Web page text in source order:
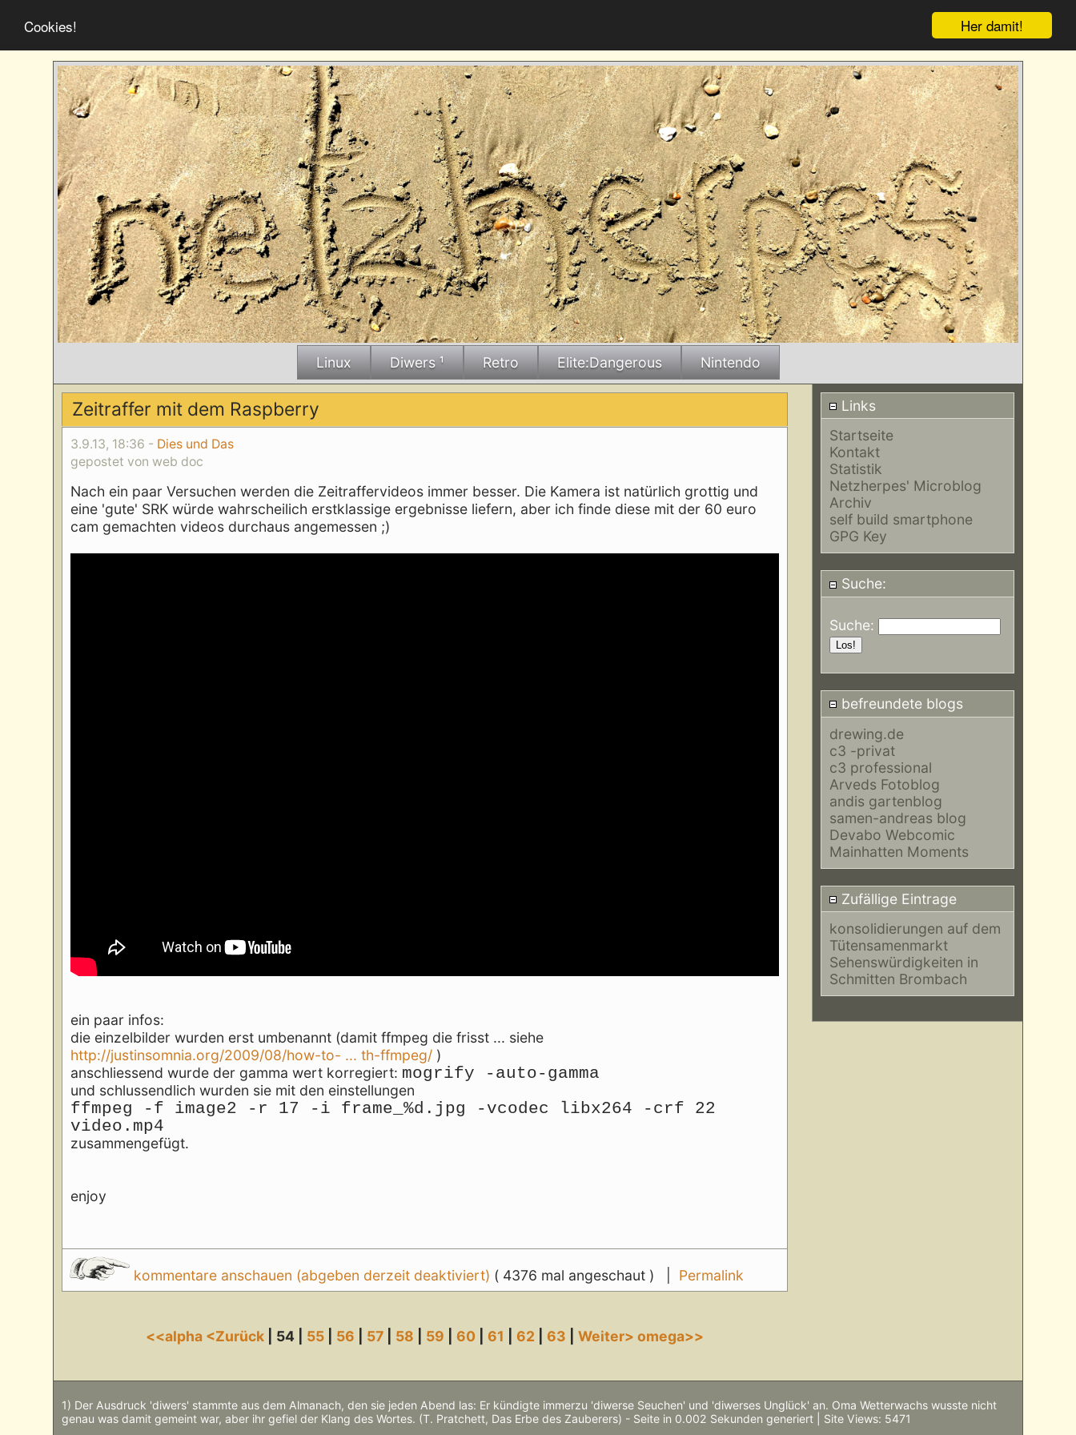
Her damit!
Cookies!
Linux Diwers ¹ Retro Elite:Dangerous Nintendo
Links
Startseite
Kontakt
Statistik
Netzherpes' Microblog
Archiv
self build smartphone
GPG Key
Suche:
Suche:
befreundete blogs
drewing.de
c3 -privat
c3 professional
Arveds Fotoblog
andis gartenblog
samen-andreas blog
Devabo Webcomic
Mainhatten Moments
Zufällige Eintrage
konsolidierungen auf dem
Tütensamenmarkt
Sehenswürdigkeiten in
Schmitten Brombach
Zeitraffer mit dem Raspberry
3.9.13, 18:36 - Dies und Das
gepostet von web doc
Nach ein paar Versuchen werden die Zeitraffervideos immer besser. Die Kamera ist natürlich grottig und
eine 'gute' SRK würde wahrscheilich erstklassige ergebnisse liefern, aber ich finde diese mit der 60 euro
cam gemachten videos durchaus angemessen ;)
ein paar infos:
die einzelbilder wurden erst umbenannt (damit ffmpeg die frisst ... siehe
http://justinsomnia.org/2009/08/how-to- ... th-ffmpeg/ )
anschliessend wurde der gamma wert korregiert: mogrify -auto-gamma
und schlussendlich wurden sie mit den einstellungen
ffmpeg -f image2 -r 17 -i frame_%d.jpg -vcodec libx264 -crf 22
video.mp4
zusammengefügt.
enjoy
kommentare anschauen (abgeben derzeit deaktiviert) ( 4376 mal angeschaut ) | Permalink
<<alpha <Zurück | 54 | 55 56 57 58 59 60 61 62 63 |Weiter>omega>>
1) Der Ausdruck 'diwers' stammte aus dem Almanach, den sie jeden Abend las: Er kündigte immerzu 'diwerse Seuchen' und 'diwerses Unglück' an. Oma Wetterwachs wusste nicht
genau was damit gemeint war, aber ihr gefiel der Klang des Wortes. (T. Pratchett, Das Erbe des Zauberers) - Seite in 0.002 Sekunden generiert | Site Views: 5471